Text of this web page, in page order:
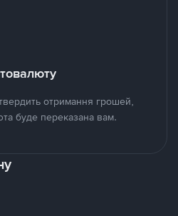
отримання грошей,
буде переказана вам.